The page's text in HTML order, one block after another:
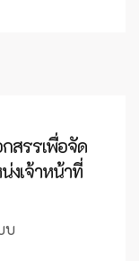
สรรเพื่อจัด
งเจ้าหน้าที่
บ